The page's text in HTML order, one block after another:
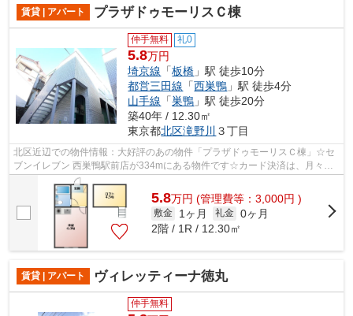
賃貸 | アパート プラザドゥモーリスＣ棟
仲手無料 礼0
5.8万円
埼京線 「板橋 」駅 徒歩10分
都営三田線 「西巣鴨 」駅 徒歩4分
山手線 「巣鴨 」駅 徒歩20分
築40年 / 12.30㎡
東京都北区滝野川 ３丁目
北区近辺での物件情報：大好評のあの物件「プラザドゥモーリスＣ棟」☆セ
ブンイレブン 西巣鴨駅前店が334mにある物件です☆カード決済は、月々の
家賃や初期費用支払いのわずらわしさを解...
5.8万円 (管理費等：3,000円 )
敷金 1ヶ月 礼金 0ヶ月
2階 / 1R / 12.30㎡
賃貸 | アパート ヴィレッティーナ徳丸
仲手無料